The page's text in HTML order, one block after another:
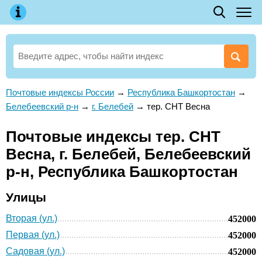
Почтовые индексы России → Республика Башкортостан →
Белебеевский р-н → г. Белебей → тер. СНТ Весна
Почтовые индексы тер. СНТ
Весна, г. Белебей, Белебеевский
р-н, Республика Башкортостан
Улицы
Вторая (ул.)
452000
Первая (ул.)
452000
Садовая (ул.)
452000